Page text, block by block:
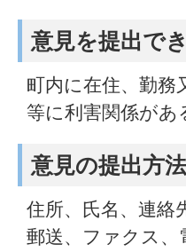
意見を提出で
町内に在住、勤務
等に利害関係があ
意見の提出方法
住所、氏名、連絡
郵送、ファクス、